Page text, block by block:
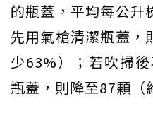
的瓶蓋，平均每公升
先用氣槍清潔瓶蓋，
少63%）；若吹掃
瓶蓋，則降至87顆（